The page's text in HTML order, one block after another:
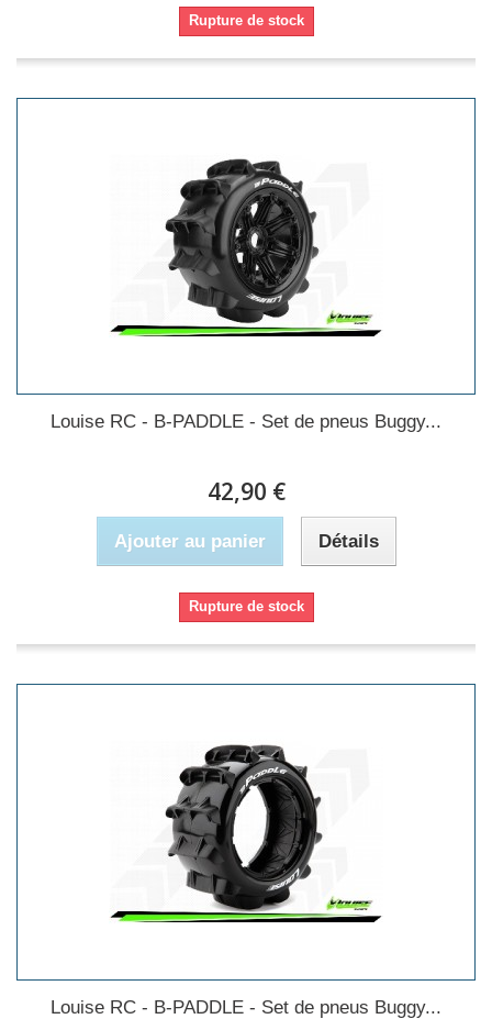
Rupture de stock
Louise RC - B-PADDLE - Set de pneus Buggy...
42,90 €
Ajouter au panier Détails
Rupture de stock
Louise RC - B-PADDLE - Set de pneus Buggy...